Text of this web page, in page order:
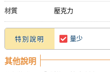
材質 壓克力
特別說明 量少
其他說明